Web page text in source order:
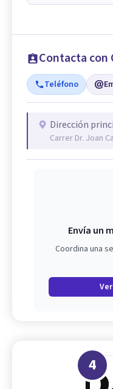
Contacta con
Teléfono
Dirección
Carrer Dr. Joan
Envía un
Coordina una
4